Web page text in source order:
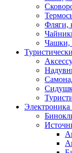
Фляги,
Чашки,